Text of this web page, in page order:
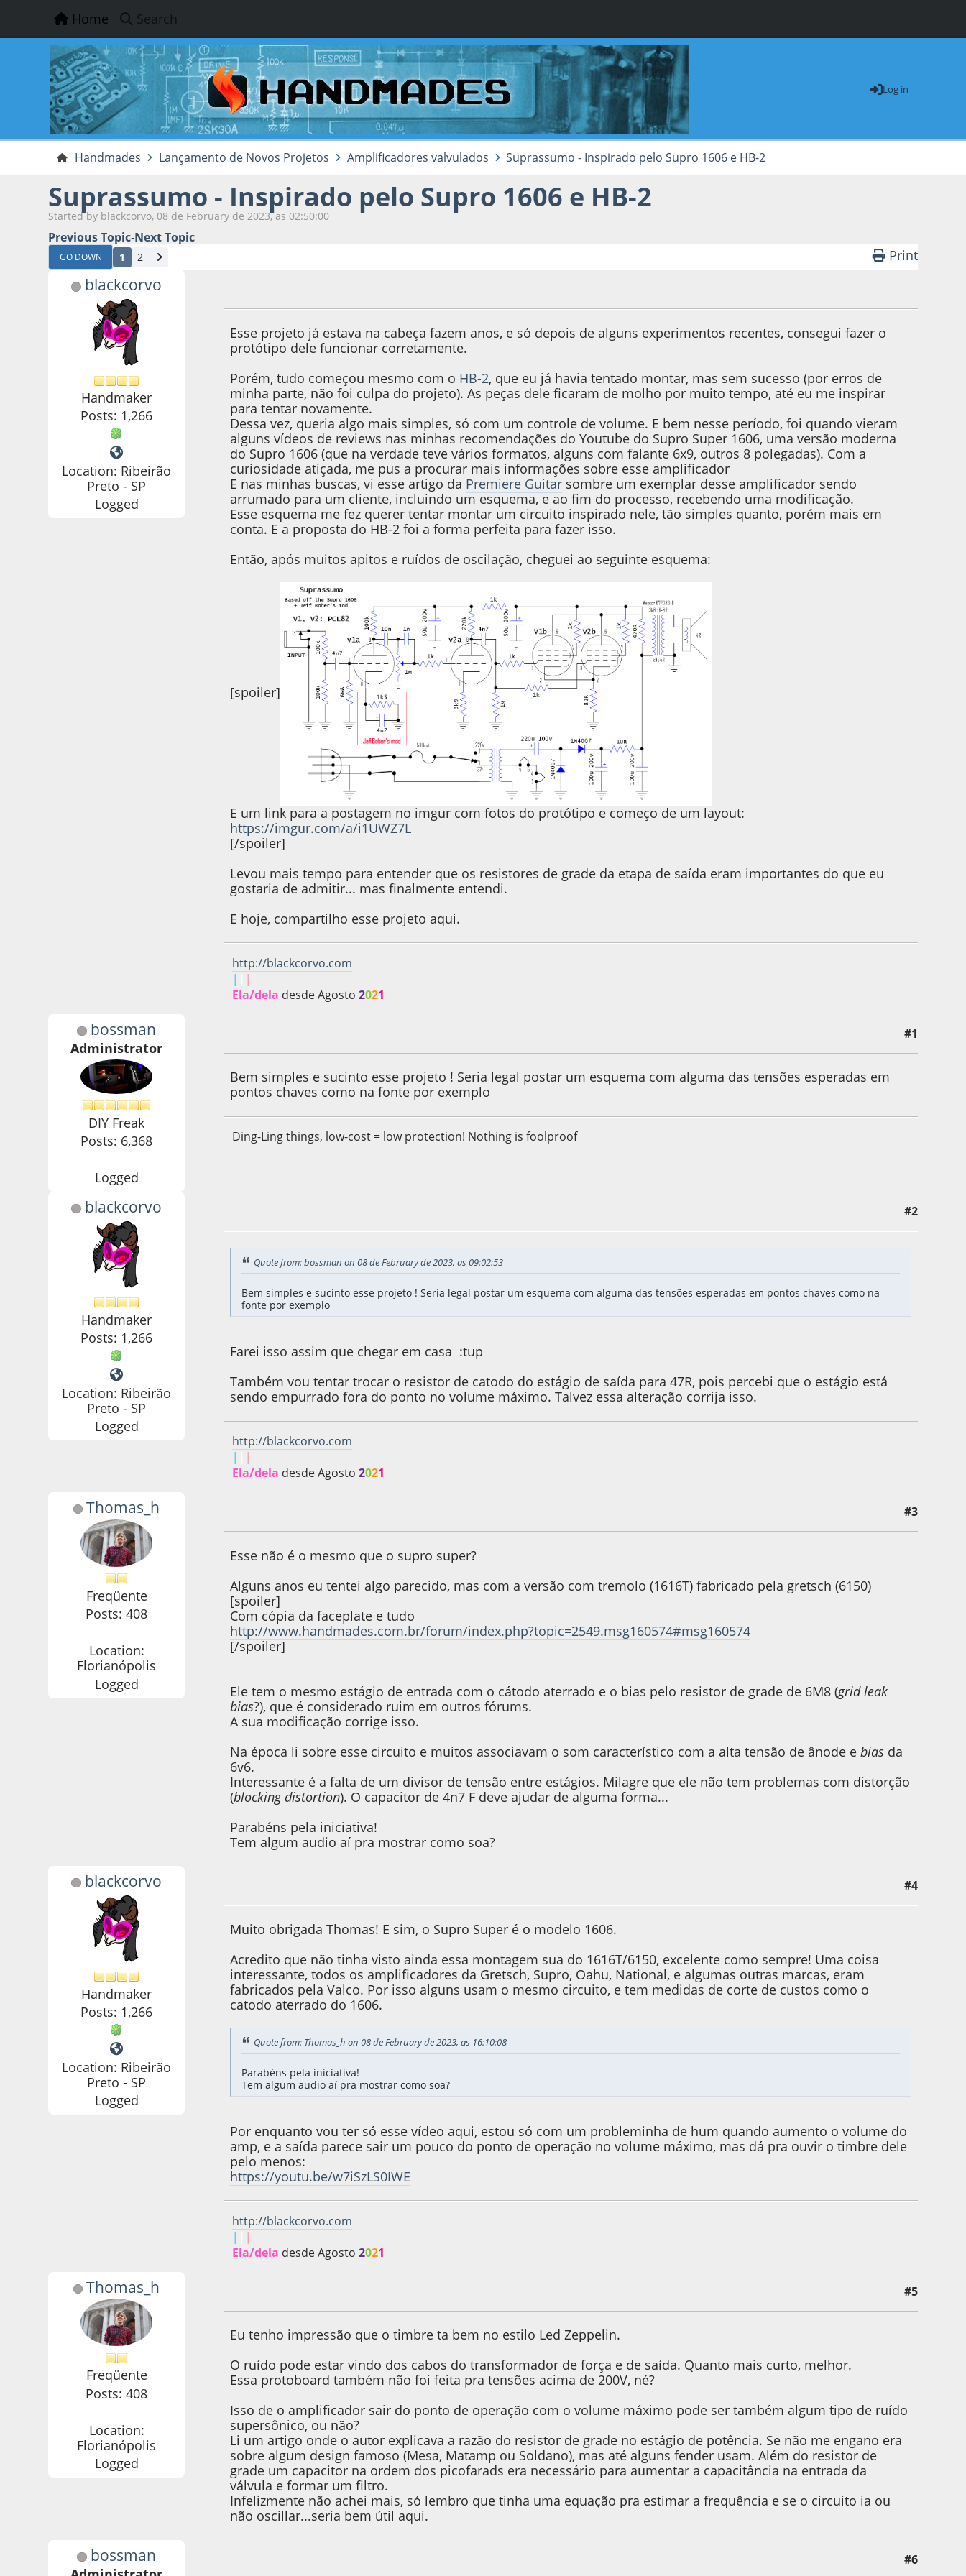
Home Search
Log in
Handmades Lançamento de Novos Projetos Amplificadores valvulados Suprassumo - Inspirado pelo Supro 1606 e HB-2
Suprassumo - Inspirado pelo Supro 1606 e HB-2
Started by blackcorvo, 08 de February de 2023, as 02:50:00
Previous Topic-Next Topic
GO DOWN 1 2 Print
blackcorvo
Handmaker
Posts: 1,266
Location: Ribeirão
Preto - SP
Logged
Esse projeto já estava na cabeça fazem anos, e só depois de alguns experimentos recentes, consegui fazer o
protótipo dele funcionar corretamente.
Porém, tudo começou mesmo com o HB-2, que eu já havia tentado montar, mas sem sucesso (por erros de
minha parte, não foi culpa do projeto). As peças dele ficaram de molho por muito tempo, até eu me inspirar
para tentar novamente.
Dessa vez, queria algo mais simples, só com um controle de volume. E bem nesse período, foi quando vieram
alguns vídeos de reviews nas minhas recomendações do Youtube do Supro Super 1606, uma versão moderna
do Supro 1606 (que na verdade teve vários formatos, alguns com falante 6x9, outros 8 polegadas). Com a
curiosidade atiçada, me pus a procurar mais informações sobre esse amplificador
E nas minhas buscas, vi esse artigo da Premiere Guitar sombre um exemplar desse amplificador sendo
arrumado para um cliente, incluindo um esquema, e ao fim do processo, recebendo uma modificação.
Esse esquema me fez querer tentar montar um circuito inspirado nele, tão simples quanto, porém mais em
conta. E a proposta do HB-2 foi a forma perfeita para fazer isso.
Então, após muitos apitos e ruídos de oscilação, cheguei ao seguinte esquema:
[spoiler]
E um link para a postagem no imgur com fotos do protótipo e começo de um layout:
https://imgur.com/a/i1UWZ7L
[/spoiler]
Levou mais tempo para entender que os resistores de grade da etapa de saída eram importantes do que eu
gostaria de admitir... mas finalmente entendi.
E hoje, compartilho esse projeto aqui.
http://blackcorvo.com
|
|
Ela/dela desde Agosto2021
bossman
Administrator
DIY Freak
Posts: 6,368
Logged
#1
Bem simples e sucinto esse projeto ! Seria legal postar um esquema com alguma das tensões esperadas em
pontos chaves como na fonte por exemplo
Ding-Ling things, low-cost = low protection! Nothing is foolproof
blackcorvo
Handmaker
Posts: 1,266
Location: Ribeirão
Preto - SP
Logged
#2
Quote from: bossman on 08 de February de 2023, as 09:02:53
Bem simples e sucinto esse projeto ! Seria legal postar um esquema com alguma das tensões esperadas em pontos chaves como na
fonte por exemplo
Farei isso assim que chegar em casa :tup
Também vou tentar trocar o resistor de catodo do estágio de saída para 47R, pois percebi que o estágio está
sendo empurrado fora do ponto no volume máximo. Talvez essa alteração corrija isso.
http://blackcorvo.com
|
|
Ela/dela desde Agosto2021
Thomas_h
Freqüente
Posts: 408
Location:
Florianópolis
Logged
#3
Esse não é o mesmo que o supro super?
Alguns anos eu tentei algo parecido, mas com a versão com tremolo (1616T) fabricado pela gretsch (6150)
[spoiler]
Com cópia da faceplate e tudo
http://www.handmades.com.br/forum/index.php?topic=2549.msg160574#msg160574
[/spoiler]
Ele tem o mesmo estágio de entrada com o cátodo aterrado e o bias pelo resistor de grade de 6M8 (grid leak
bias?), que é considerado ruim em outros fórums.
A sua modificação corrige isso.
Na época li sobre esse circuito e muitos associavam o som característico com a alta tensão de ânode ebias da
6v6.
Interessante é a falta de um divisor de tensão entre estágios. Milagre que ele não tem problemas com distorção
(blocking distortion). O capacitor de 4n7 F deve ajudar de alguma forma...
Parabéns pela iniciativa!
Tem algum audio aí pra mostrar como soa?
blackcorvo
Handmaker
Posts: 1,266
Location: Ribeirão
Preto - SP
Logged
#4
Muito obrigada Thomas! E sim, o Supro Super é o modelo 1606.
Acredito que não tinha visto ainda essa montagem sua do 1616T/6150, excelente como sempre! Uma coisa
interessante, todos os amplificadores da Gretsch, Supro, Oahu, National, e algumas outras marcas, eram
fabricados pela Valco. Por isso alguns usam o mesmo circuito, e tem medidas de corte de custos como o
catodo aterrado do 1606.
Quote from: Thomas_h on 08 de February de 2023, as 16:10:08
Parabéns pela iniciativa!
Tem algum audio aí pra mostrar como soa?
Por enquanto vou ter só esse vídeo aqui, estou só com um probleminha de hum quando aumento o volume do
amp, e a saída parece sair um pouco do ponto de operação no volume máximo, mas dá pra ouvir o timbre dele
pelo menos:
https://youtu.be/w7iSzLS0IWE
http://blackcorvo.com
|
|
Ela/dela desde Agosto2021
Thomas_h
Freqüente
Posts: 408
Location:
Florianópolis
Logged
#5
Eu tenho impressão que o timbre ta bem no estilo Led Zeppelin.
O ruído pode estar vindo dos cabos do transformador de força e de saída. Quanto mais curto, melhor.
Essa protoboard também não foi feita pra tensões acima de 200V, né?
Isso de o amplificador sair do ponto de operação com o volume máximo pode ser também algum tipo de ruído
supersônico, ou não?
Li um artigo onde o autor explicava a razão do resistor de grade no estágio de potência. Se não me engano era
sobre algum design famoso (Mesa, Matamp ou Soldano), mas até alguns fender usam. Além do resistor de
grade um capacitor na ordem dos picofarads era necessário para aumentar a capacitância na entrada da
válvula e formar um filtro.
Infelizmente não achei mais, só lembro que tinha uma equação pra estimar a frequência e se o circuito ia ou
não oscillar...seria bem útil aqui.
bossman #6